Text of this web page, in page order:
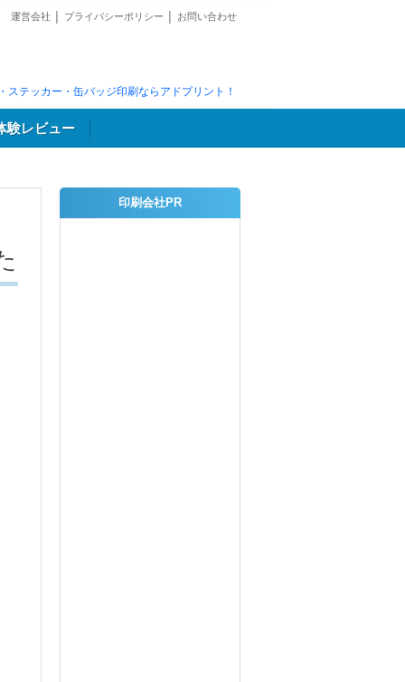
運営会社 プライバシーポリシー お問い合わせ
ステッカー・缶バッジ印刷ならアドプリント！
験レビュー
印刷会社PR